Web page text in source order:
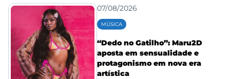
07/08/2026
MÚSICA
“Dedo no Gatilho”: Maru2D
aposta em sensualidade e
protagonismo em nova era
artística